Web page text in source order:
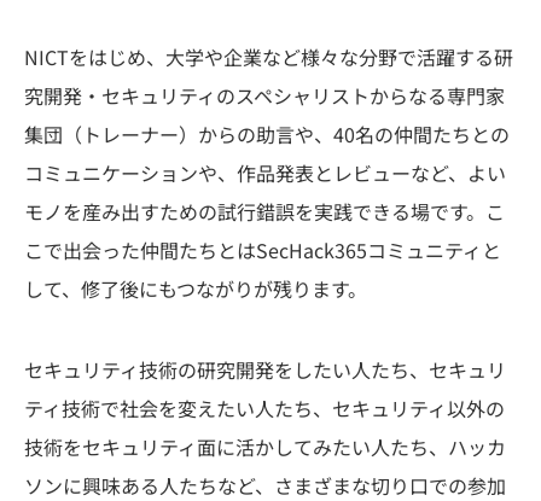
お問い合わせ
NICTをはじめ、大学や企業など様々な分野で活躍する研
究開発・セキュリティのスペシャリストからなる専門家
集団（トレーナー）からの助言や、40名の仲間たちとの
コミュニケーションや、作品発表とレビューなど、よい
モノを産み出すための試行錯誤を実践できる場です。こ
こで出会った仲間たちとはSecHack365コミュニティと
して、修了後にもつながりが残ります。
セキュリティ技術の研究開発をしたい人たち、セキュリ
ティ技術で社会を変えたい人たち、セキュリティ以外の
技術をセキュリティ面に活かしてみたい人たち、ハッカ
ソンに興味ある人たちなど、さまざまな切り口での参加